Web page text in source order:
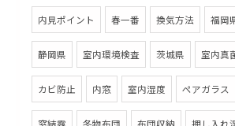
内見ポイント 春一番 換気方法 福岡
静岡県 室内環境検査 茨城県 室内真
カビ防止 内窓 室内湿度 ペアガラス